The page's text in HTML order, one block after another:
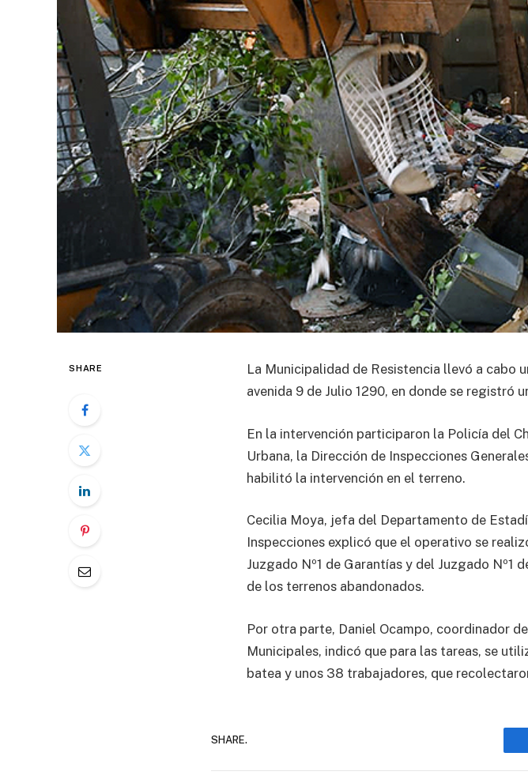
SHARE
La Municipalidad de Resistencia llevó a cabo
avenida 9 de Julio 1290, en donde se registró
En la intervención participaron la Policía del
Urbana, la Dirección de Inspecciones
habilitó la intervención en el terreno.
Cecilia Moya, jefa del Departamento de
Inspecciones explicó que el operativo se
Juzgado Nº1 de Garantías y del Juzgado Nº1
de los terrenos abandonados.
Por otra parte, Daniel Ocampo, coordinador
Municipales, indicó que para las tareas, se
batea y unos 38 trabajadores, que
SHARE.